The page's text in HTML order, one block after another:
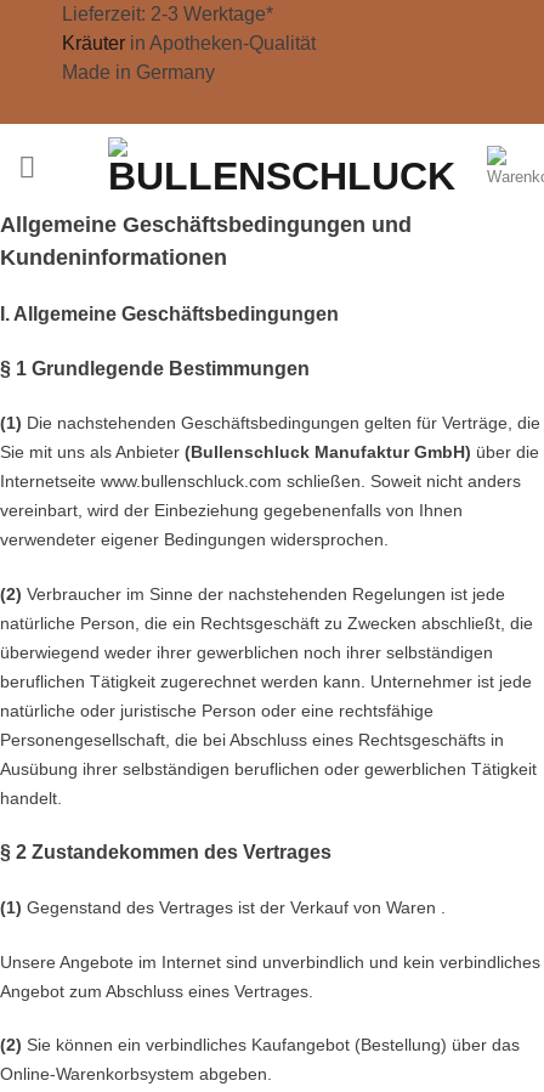
springen
Lieferzeit: 2-3 Werktage*
Kräuter in Apotheken-Qualität
Made in Germany
Allgemeine Geschäftsbedingungen und
Kundeninformationen
I. Allgemeine Geschäftsbedingungen
§ 1 Grundlegende Bestimmungen
(1) Die nachstehenden Geschäftsbedingungen gelten für Verträge, die
Sie mit uns als Anbieter (Bullenschluck Manufaktur GmbH) über die
Internetseite www.bullenschluck.com schließen. Soweit nicht anders
vereinbart, wird der Einbeziehung gegebenenfalls von Ihnen
verwendeter eigener Bedingungen widersprochen.
(2) Verbraucher im Sinne der nachstehenden Regelungen ist jede
natürliche Person, die ein Rechtsgeschäft zu Zwecken abschließt, die
überwiegend weder ihrer gewerblichen noch ihrer selbständigen
beruflichen Tätigkeit zugerechnet werden kann. Unternehmer ist jede
natürliche oder juristische Person oder eine rechtsfähige
Personengesellschaft, die bei Abschluss eines Rechtsgeschäfts in
Ausübung ihrer selbständigen beruflichen oder gewerblichen Tätigkeit
handelt.
§ 2 Zustandekommen des Vertrages
(1) Gegenstand des Vertrages ist der Verkauf von Waren
Unsere Angebote im Internet sind unverbindlich und kein verbindliches
Angebot zum Abschluss eines Vertrages.
(2) Sie können ein verbindliches Kaufangebot (Bestellung) über das
Online-Warenkorbsystem abgeben.